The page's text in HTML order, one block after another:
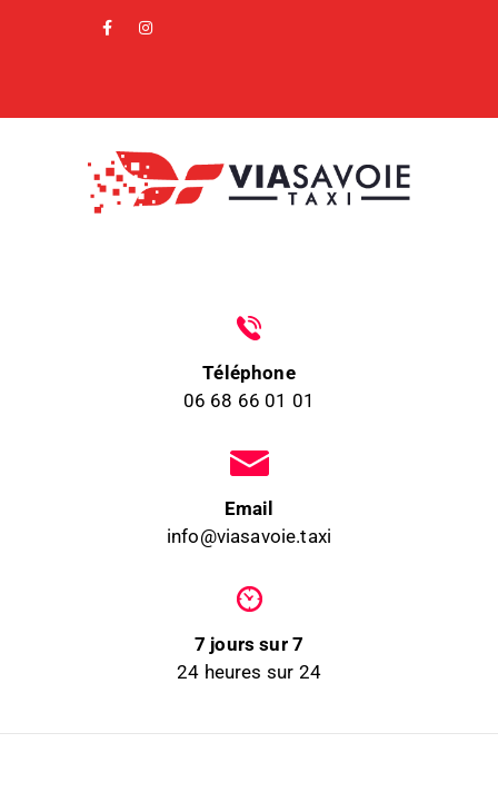
Téléphone
06 68 66 01 01
Email
info@viasavoie.taxi
7 jours sur 7
24 heures sur 24